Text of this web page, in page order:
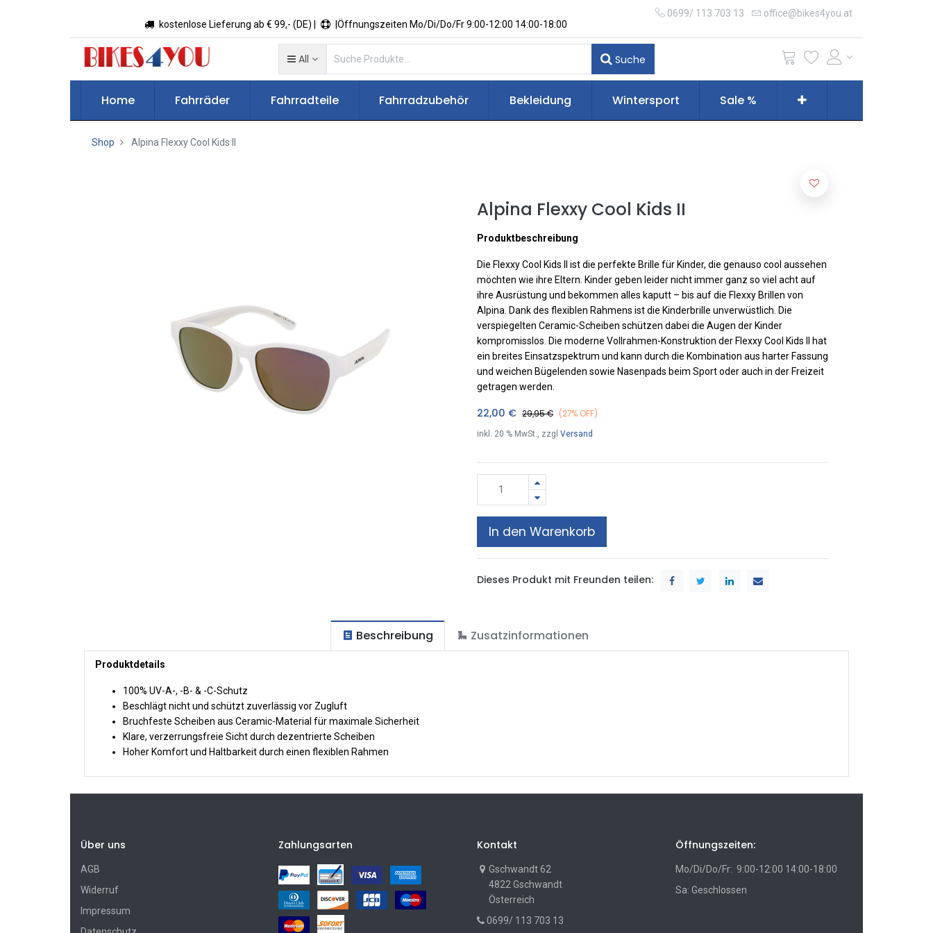
kostenlose Lieferung ab € 99,- (DE) | |Öffnungszeiten Mo/Di/Do/Fr 9:00-12:00 14:00-18:00
0699/ 113 703 13 office@bikes4you.at
All Suche
Home Fahrräder Fahrradteile Fahrradzubehör Bekleidung Wintersport Sale %
Shop Alpina Flexxy Cool Kids II
Alpina Flexxy Cool Kids II
Produktbeschreibung
Die Flexxy Cool Kids II ist die perfekte Brille für Kinder, die genauso cool aussehen
möchten wie ihre Eltern. Kinder geben leider nicht immer ganz so viel acht auf
ihre Ausrüstung und bekommen alles kaputt – bis auf die Flexxy Brillen von
Alpina. Dank des flexiblen Rahmens ist die Kinderbrille unverwüstlich. Die
verspiegelten Ceramic-Scheiben schützen dabei die Augen der Kinder
kompromisslos. Die moderne Vollrahmen-Konstruktion der Flexxy Cool Kids II hat
ein breites Einsatzspektrum und kann durch die Kombination aus harter Fassung
und weichen Bügelenden sowie Nasenpads beim Sport oder auch in der Freizeit
getragen werden.
22,00 € 29,95€ (27% OFF)
inkl. 20 % MwSt., zzgl Versand
In den Warenkorb
Dieses Produkt mit Freunden teilen:
Beschreibung Zusatzinformationen
Produktdetails
100% UV-A-, -B- & -C-Schutz
Beschlägt nicht und schützt zuverlässig vor Zugluft
Bruchfeste Scheiben aus Ceramic-Material für maximale Sicherheit
Klare, verzerrungsfreie Sicht durch dezentrierte Scheiben
Hoher Komfort und Haltbarkeit durch einen flexiblen Rahmen
Über uns
AGB
Widerruf
Impressum
Zahlungsarten Kontakt
Gschwandt 62
4822 Gschwandt
Österreich
0699/ 113 703 13
Öffnungszeiten:
Mo/Di/Do/Fr: 9:00-12:00 14:00-18:00
Sa: Geschlossen